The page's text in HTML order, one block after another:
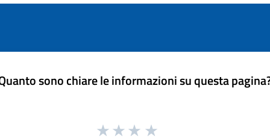
sono chiare le informazioni su questa